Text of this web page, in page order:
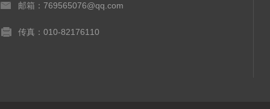
邮箱：769565076@qq.com
传真：010-82176110